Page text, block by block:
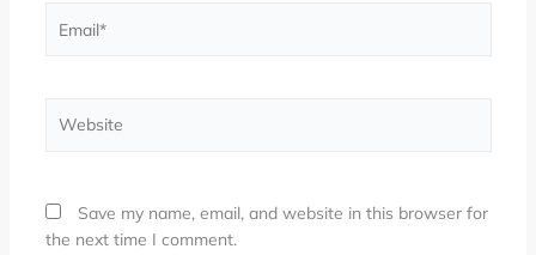
Save my name, email, and website in this browser for
the next time I comment.